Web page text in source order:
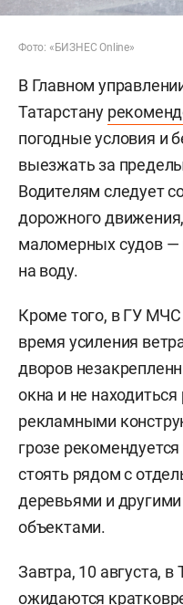
Фото: «БИЗНЕС Online»
В Главном
Татарстану
погодные условия и
выезжать за
Водителям следует
дорожного
маломерных судов —
на воду.
Кроме того, в ГУ
время усиления
дворов
окна и не
рекламными
грозе
стоять рядом с
деревьями и
объектами.
Завтра, 10 августа,
ожидаются